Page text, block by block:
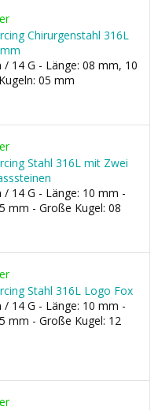
Chirurgenstahl 316L
/ 14 G - Länge: 08 mm, 10
05 mm
Stahl 316L mit Zwei
/ 14 G - Länge: 10 mm -
mm - Große Kugel: 08
Stahl 316L Logo Fox
/ 14 G - Länge: 10 mm -
mm - Große Kugel: 12